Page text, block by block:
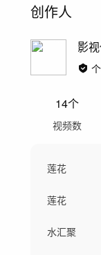
创作人
影
14个
视频数
莲花
莲花
水汇聚